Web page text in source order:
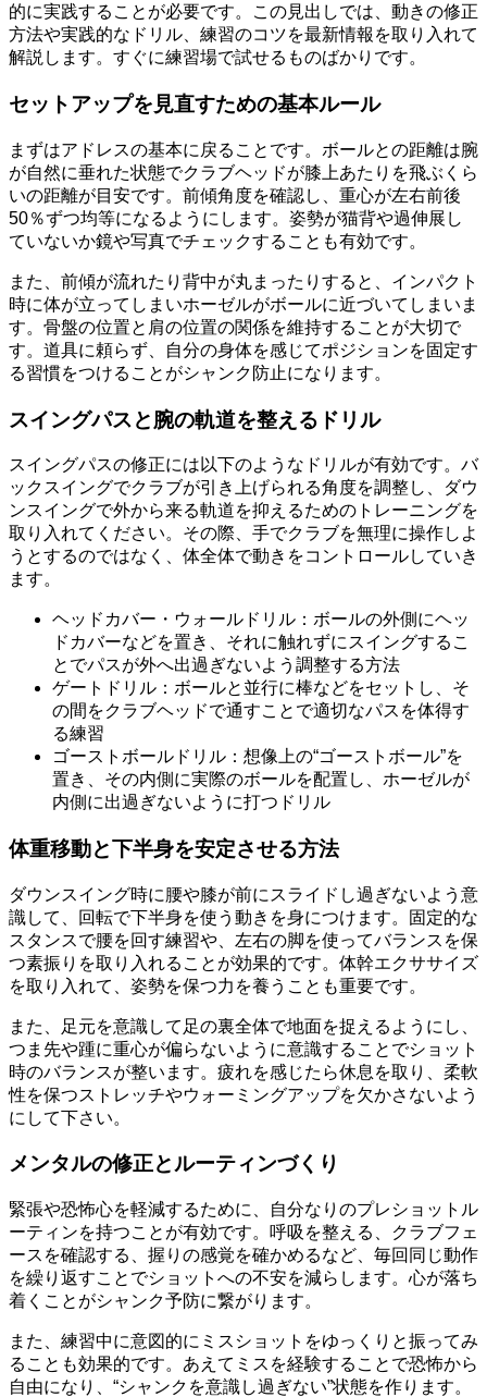
的に実践することが必要です。この見出しでは、動きの修正
方法や実践的なドリル、練習のコツを最新情報を取り入れて
解説します。すぐに練習場で試せるものばかりです。
セットアップを見直すための基本ルール
まずはアドレスの基本に戻ることです。ボールとの距離は腕
が自然に垂れた状態でクラブヘッドが膝上あたりを飛ぶくら
いの距離が目安です。前傾角度を確認し、重心が左右前後
50％ずつ均等になるようにします。姿勢が猫背や過伸展し
ていないか鏡や写真でチェックすることも有効です。
また、前傾が流れたり背中が丸まったりすると、インパクト
時に体が立ってしまいホーゼルがボールに近づいてしまいま
す。骨盤の位置と肩の位置の関係を維持することが大切で
す。道具に頼らず、自分の身体を感じてポジションを固定す
る習慣をつけることがシャンク防止になります。
スイングパスと腕の軌道を整えるドリル
スイングパスの修正には以下のようなドリルが有効です。バ
ックスイングでクラブが引き上げられる角度を調整し、ダウ
ンスイングで外から来る軌道を抑えるためのトレーニングを
取り入れてください。その際、手でクラブを無理に操作しよ
うとするのではなく、体全体で動きをコントロールしていき
ます。
ヘッドカバー・ウォールドリル：ボールの外側にヘッ
ドカバーなどを置き、それに触れずにスイングするこ
とでパスが外へ出過ぎないよう調整する方法
ゲートドリル：ボールと並行に棒などをセットし、そ
の間をクラブヘッドで通すことで適切なパスを体得す
る練習
ゴーストボールドリル：想像上の“ゴーストボール”を
置き、その内側に実際のボールを配置し、ホーゼルが
内側に出過ぎないように打つドリル
体重移動と下半身を安定させる方法
ダウンスイング時に腰や膝が前にスライドし過ぎないよう意
識して、回転で下半身を使う動きを身につけます。固定的な
スタンスで腰を回す練習や、左右の脚を使ってバランスを保
つ素振りを取り入れることが効果的です。体幹エクササイズ
を取り入れて、姿勢を保つ力を養うことも重要です。
また、足元を意識して足の裏全体で地面を捉えるようにし、
つま先や踵に重心が偏らないように意識することでショット
時のバランスが整います。疲れを感じたら休息を取り、柔軟
性を保つストレッチやウォーミングアップを欠かさないよう
にして下さい。
メンタルの修正とルーティンづくり
緊張や恐怖心を軽減するために、自分なりのプレショットル
ーティンを持つことが有効です。呼吸を整える、クラブフェ
ースを確認する、握りの感覚を確かめるなど、毎回同じ動作
を繰り返すことでショットへの不安を減らします。心が落ち
着くことがシャンク予防に繋がります。
また、練習中に意図的にミスショットをゆっくりと振ってみ
ることも効果的です。あえてミスを経験することで恐怖から
自由になり、“シャンクを意識し過ぎない”状態を作ります。